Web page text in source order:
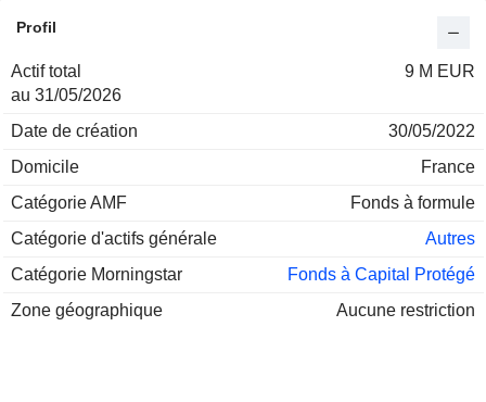
Profil
Actif total
au 31/05/2026
9 M EUR
Date de création
30/05/2022
Domicile
France
Catégorie AMF
Fonds à formule
Catégorie d'actifs générale
Autres
Catégorie Morningstar
Fonds à Capital Protégé
Zone géographique
Aucune restriction